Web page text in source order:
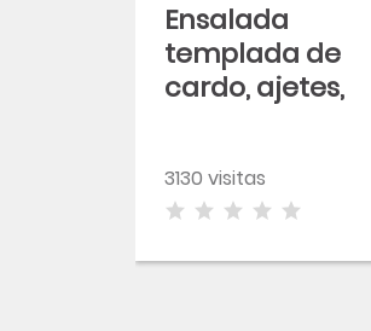
Ensalada
templada de
cardo, ajetes,
3130 visitas